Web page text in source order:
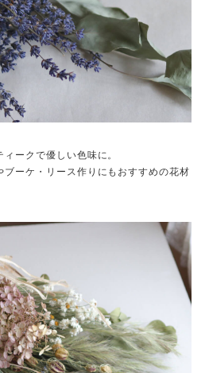
ークで優しい色味に。
ーケ・リース作りにもおすすめの花材